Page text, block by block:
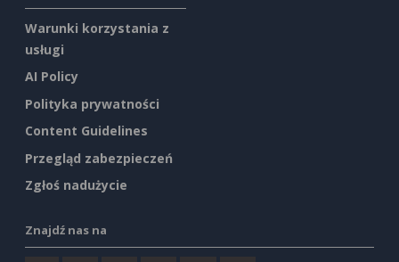
Warunki korzystania z
usługi
AI Policy
Polityka prywatności
Content Guidelines
Przegląd zabezpieczeń
Zgłoś nadużycie
Znajdź nas na